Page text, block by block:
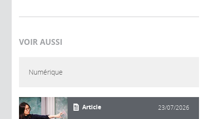
VOIR AUSSI
Numérique
Article 23/07/2026